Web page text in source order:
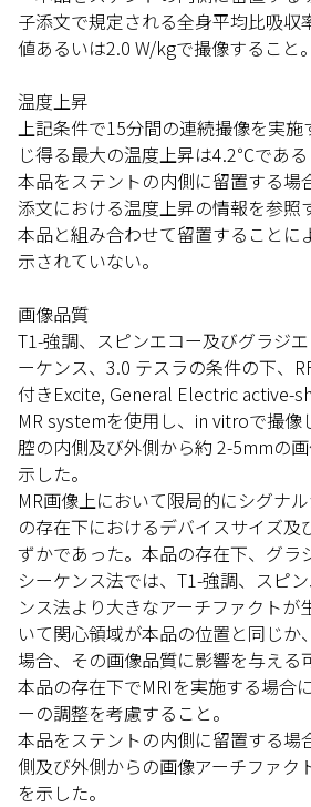
子添文で規定される全身平均比吸収
値あるいは2.0 W/kgで撮像すること。
温度上昇
上記条件で15分間の連続撮像を実
じ得る最大の温度上昇は4.2℃である
本品をステントの内側に留置する場
添文における温度上昇の情報を参照
本品と組み合わせて留置することに
示されていない。
画像品質
T1-強調、スピンエコー及びグラジ
ーケンス、3.0 テスラの条件の下、
付きExcite, General Electric active-
MR systemを使用し、in vitroで撮像
腔の内側及び外側から約 2-5mmの
示した。
MR画像上において限局的にシグナ
の存在下におけるデバイスサイズ及
ずかであった。本品の存在下、グラ
シーケンス法では、T1-強調、スピ
ンス法より大きなアーチファクトが
いて関心領域が本品の位置と同じか
場合、その画像品質に影響を与える
本品の存在下でMRIを実施する場合
ーの調整を考慮すること。
本品をステントの内側に留置する場
側及び外側からの画像アーチファク
を示した。